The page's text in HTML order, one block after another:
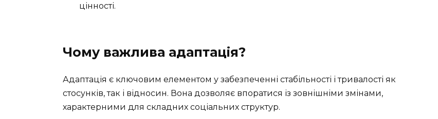
цінності.
Чому важлива адаптація?
Адаптація є ключовим елементом у забезпеченні стабільності і тривалості як
стосунків, так і відносин. Вона дозволяє впоратися із зовнішніми змінами,
характерними для складних соціальних структур.